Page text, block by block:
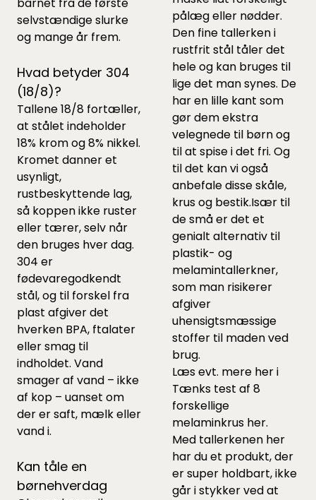
selvstændige slurke
og mange år frem.
Hvad betyder 304
(18/8)?
Tallene 18/8 fortæller,
at stålet indeholder
18% krom og 8% nikkel.
Kromet danner et
usynligt,
rustbeskyttende lag,
så koppen ikke ruster
eller tærer, selv når
den bruges hver dag.
304 er
fødevaregodkendt
stål, og til forskel fra
plast afgiver det
hverken BPA, ftalater
eller smag til
indholdet. Vand
smager af vand – ikke
af kop – uanset om
der er saft, mælk eller
vand i.
Kan tåle en
børnehverdag
pålæg eller nødder.
Den fine tallerken i
rustfrit stål tåler det
hele og kan bruges til
lige det man synes. De
har en lille kant som
gør dem ekstra
velegnede til børn og
til at spise i det fri. Og
til det kan vi også
anbefale disseskåle,
krusog bestik.Især til
de små er det et
genialt alternativ til
plastik- og
melamintallerkner,
som man risikerer
afgiver
uhensigtsmæssige
stoffer til maden ved
brug.
Læs evt. mere her i
Tænks test af 8
forskellige
melaminkrus her.
Med tallerkenen her
har du et produkt, der
er super holdbart, ikke
går i stykker ved at